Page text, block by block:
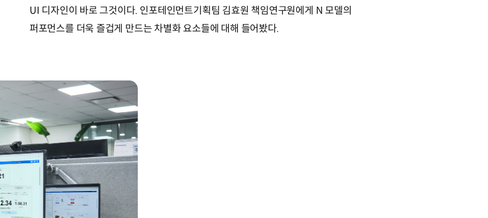
UI 디자인이 바로 그것이다. 인포테인먼트기획팀 김효원 책임연구원에게 N 모델의
퍼포먼스를 더욱 즐겁게 만드는 차별화 요소들에 대해 들어봤다.